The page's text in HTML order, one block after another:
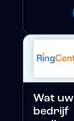
Wat uw
bedrijf